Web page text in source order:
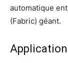
auto­ma­tique
(Fabric) géant.